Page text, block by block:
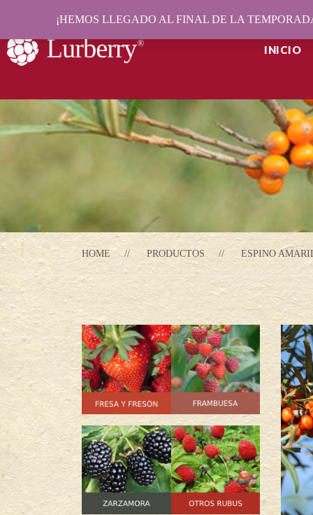
INICIO
HOME PRODUCTOS ESPINO
¡HEMOS LLEGADO AL FINAL DE LA